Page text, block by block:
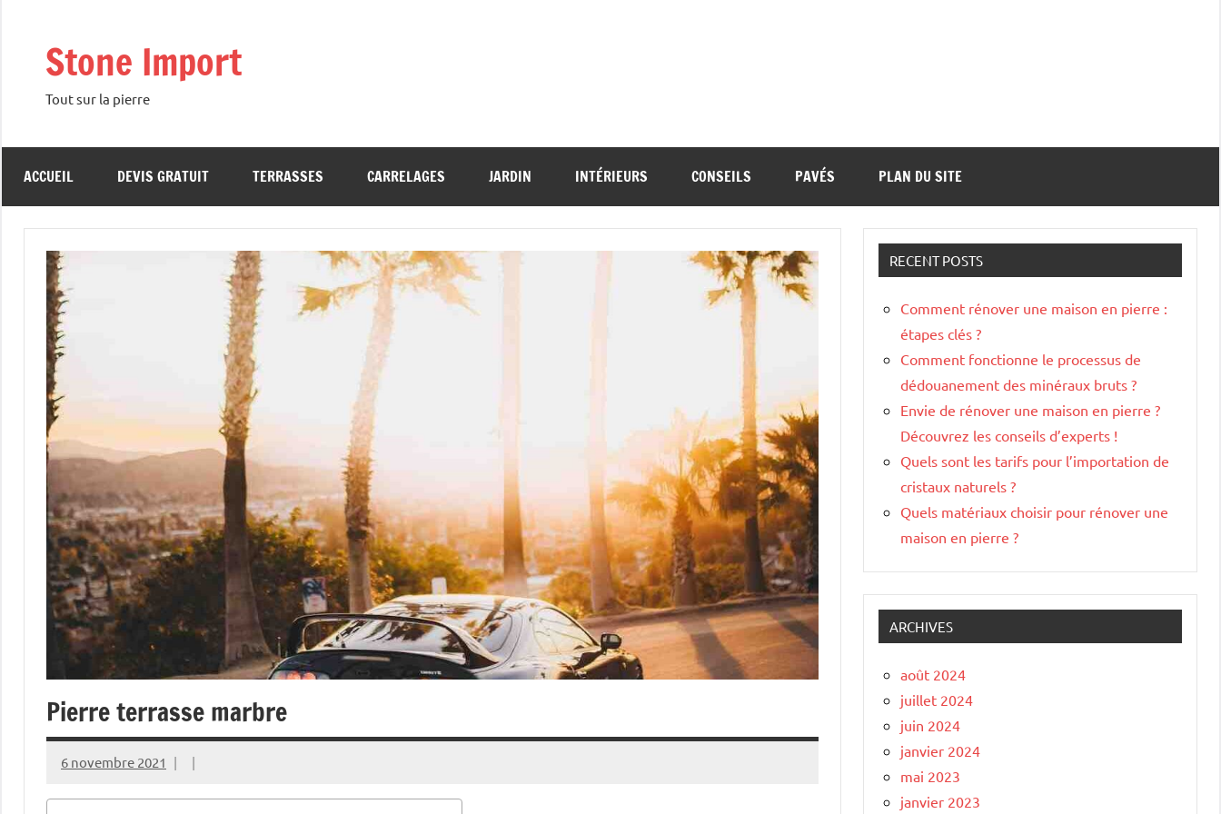
contenuStone Import
Tout sur la pierre
ACCUEIL DEVIS GRATUIT TERRASSES CARRELAGES JARDIN INTÉRIEURS CONSEILS PAVÉS PLAN DU SITE
Pierre terrasse marbre
6 novembre 2021
RECENT POSTS
Comment rénover une maison en pierre :
étapes clés ?
Comment fonctionne le processus de
dédouanement des minéraux bruts ?
Envie de rénover une maison en pierre ?
Découvrez les conseils d’experts !
Quels sont les tarifs pour l’importation de
cristaux naturels ?
Quels matériaux choisir pour rénover une
maison en pierre ?
ARCHIVES
août 2024
juillet 2024
juin 2024
janvier 2024
mai 2023
janvier 2023